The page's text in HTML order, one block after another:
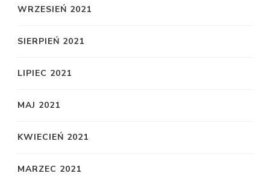
WRZESIEŃ 2021
SIERPIEŃ 2021
LIPIEC 2021
MAJ 2021
KWIECIEŃ 2021
MARZEC 2021